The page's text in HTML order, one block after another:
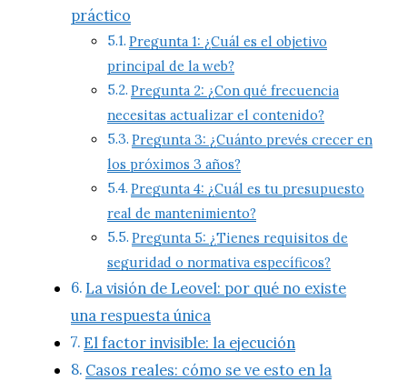
práctico
Pregunta 1: ¿Cuál es el objetivo
principal de la web?
Pregunta 2: ¿Con qué frecuencia
necesitas actualizar el contenido?
Pregunta 3: ¿Cuánto prevés crecer en
los próximos 3 años?
Pregunta 4: ¿Cuál es tu presupuesto
real de mantenimiento?
Pregunta 5: ¿Tienes requisitos de
seguridad o normativa específicos?
La visión de Leovel: por qué no existe
una respuesta única
El factor invisible: la ejecución
Casos reales: cómo se ve esto en la